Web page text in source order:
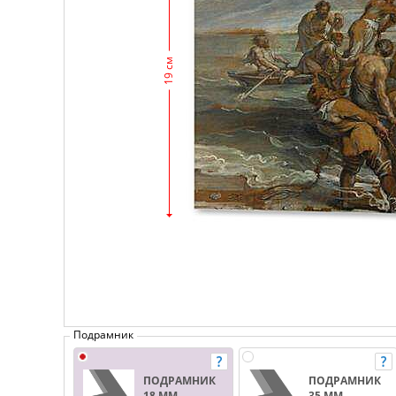
19 см
Подрамник
ПОДРАМНИК
ПОДРАМНИК